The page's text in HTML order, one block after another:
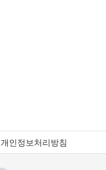
개인정보처리방침